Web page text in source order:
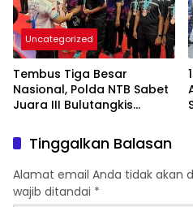
Uncategorized
Tembus Tiga Besar
Nasional, Polda NTB Sabet
Juara III Bulutangkis
Tinggalkan Balasan
Alamat email Anda tidak akan
wajib ditandai *